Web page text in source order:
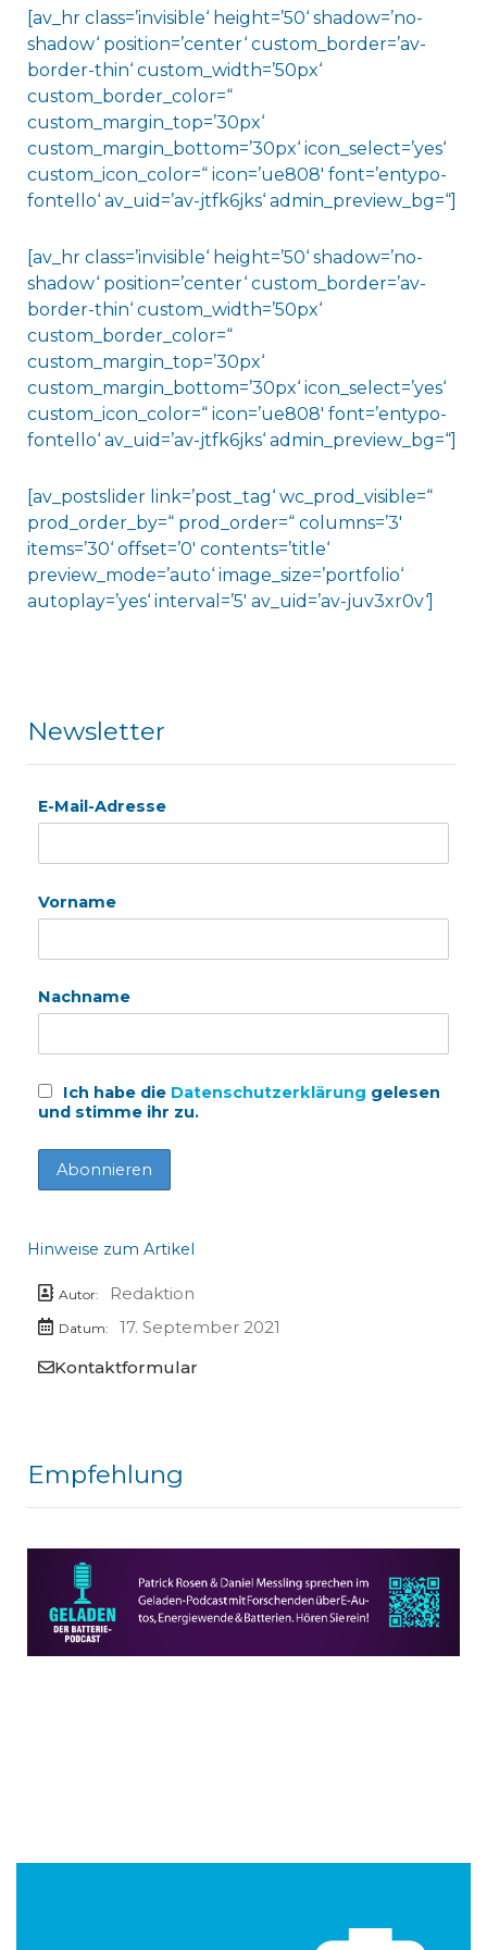
[av_hr class=’invisible‘ height=’50‘ shadow=’no-
shadow‘ position=’center‘ custom_border=’av-
border-thin‘ custom_width=’50px‘
custom_border_color=“
custom_margin_top=’30px‘
custom_margin_bottom=’30px‘ icon_select=’yes‘
custom_icon_color=“ icon=’ue808′ font=’entypo-
fontello‘ av_uid=’av-jtfk6jks‘ admin_preview_bg=“]
[av_hr class=’invisible‘ height=’50‘ shadow=’no-
shadow‘ position=’center‘ custom_border=’av-
border-thin‘ custom_width=’50px‘
custom_border_color=“
custom_margin_top=’30px‘
custom_margin_bottom=’30px‘ icon_select=’yes‘
custom_icon_color=“ icon=’ue808′ font=’entypo-
fontello‘ av_uid=’av-jtfk6jks‘ admin_preview_bg=“]
[av_postslider link=’post_tag‘ wc_prod_visible=“
prod_order_by=“ prod_order=“ columns=’3′
items=’30‘ offset=’0′ contents=’title‘
preview_mode=’auto‘ image_size=’portfolio‘
autoplay=’yes‘ interval=’5′ av_uid=’av-juv3xr0v‘]
Newsletter
E-Mail-Adresse
Vorname
Nachname
Ich habe die Datenschutzerklärung gelesen
und stimme ihr zu.
Hinweise zum Artikel
Autor: Redaktion
Datum:
17. September 2021
Kontaktformular
Empfehlung